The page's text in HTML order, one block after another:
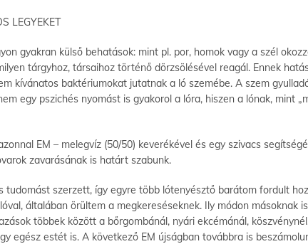
LEGYEKET
gyakran külső behatások: mint pl. por, homok vagy a szél
tárgyhoz, társaihoz történő dörzsölésével reagál. Ennek
kívánatos baktériumokat jutatnak a ló szemébe. A szem
egy pszichés nyomást is gyakorol a lóra, hiszen a lónak, mint
EM – melegvíz (50/50) keverékével és egy szivacs
zavarásának is határt szabunk.
szerzett, így egyre több lótenyésztő barátom fordult
általában örültem a megkereséseknek. Ily módon
többek között a bőrgombánál, nyári ekcémánál,
egész estét is. A következő EM újságban továbbra is